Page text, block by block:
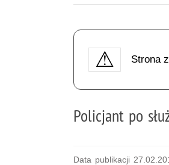
Strona
Policjant po
Data publikacji